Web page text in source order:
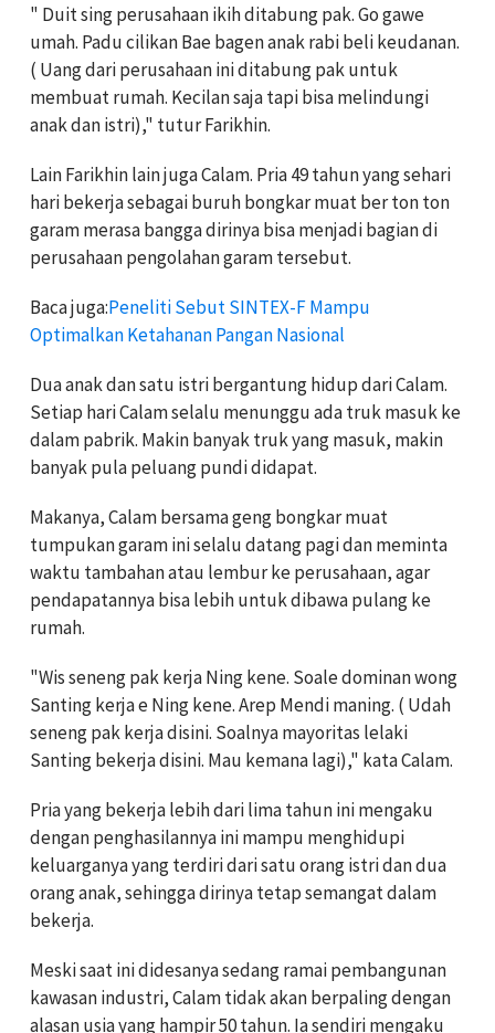
" Duit sing perusahaan ikih ditabung pak. Go gawe
umah. Padu cilikan Bae bagen anak rabi beli keudanan.
( Uang dari perusahaan ini ditabung pak untuk
membuat rumah. Kecilan saja tapi bisa melindungi
anak dan istri)," tutur Farikhin.
Lain Farikhin lain juga Calam. Pria 49 tahun yang sehari
hari bekerja sebagai buruh bongkar muat ber ton ton
garam merasa bangga dirinya bisa menjadi bagian di
perusahaan pengolahan garam tersebut.
Baca juga:Peneliti Sebut SINTEX-F Mampu
Optimalkan Ketahanan Pangan Nasional
Dua anak dan satu istri bergantung hidup dari Calam.
Setiap hari Calam selalu menunggu ada truk masuk ke
dalam pabrik. Makin banyak truk yang masuk, makin
banyak pula peluang pundi didapat.
Makanya, Calam bersama geng bongkar muat
tumpukan garam ini selalu datang pagi dan meminta
waktu tambahan atau lembur ke perusahaan, agar
pendapatannya bisa lebih untuk dibawa pulang ke
rumah.
"Wis seneng pak kerja Ning kene. Soale dominan wong
Santing kerja e Ning kene. Arep Mendi maning. ( Udah
seneng pak kerja disini. Soalnya mayoritas lelaki
Santing bekerja disini. Mau kemana lagi)," kata Calam.
Pria yang bekerja lebih dari lima tahun ini mengaku
dengan penghasilannya ini mampu menghidupi
keluarganya yang terdiri dari satu orang istri dan dua
orang anak, sehingga dirinya tetap semangat dalam
bekerja.
Meski saat ini didesanya sedang ramai pembangunan
kawasan industri, Calam tidak akan berpaling dengan
alasan usia yang hampir 50 tahun. Ia sendiri mengaku